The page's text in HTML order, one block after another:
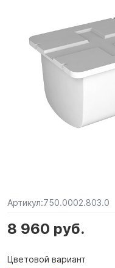
Артикул:750.0002.803.0
8 960 руб.
Цветовой вариант